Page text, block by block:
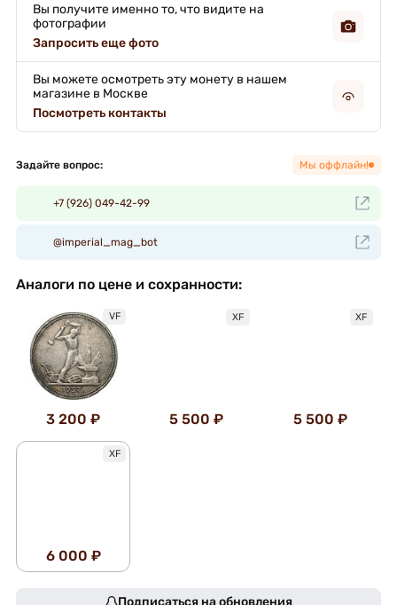
Вы получите именно то, что видите на
фотографии
Запросить еще фото
Вы можете осмотреть эту монету в нашем
магазине в Москве
Посмотреть контакты
Задайте вопрос: Мы оффлайн!
+7 (926) 049-42-99
@imperial_mag_bot
Аналоги по цене и сохранности:
VF
3 200 ₽
XF
5 500 ₽
XF
5 500 ₽
XF
6 000 ₽
Подписаться на обновления